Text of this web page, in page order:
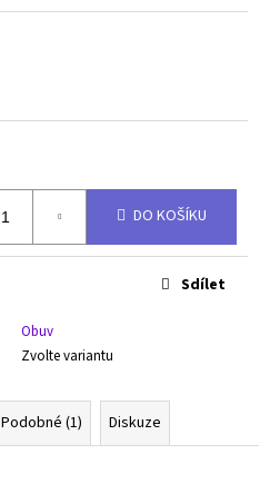
DO KOŠÍKU
Obuv
Zvolte variantu
Sdílet
Podobné (1) Diskuze